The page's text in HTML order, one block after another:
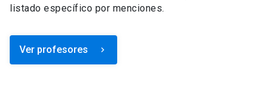
listado específico por menciones.
Ver profesores keyboard_arrow_right